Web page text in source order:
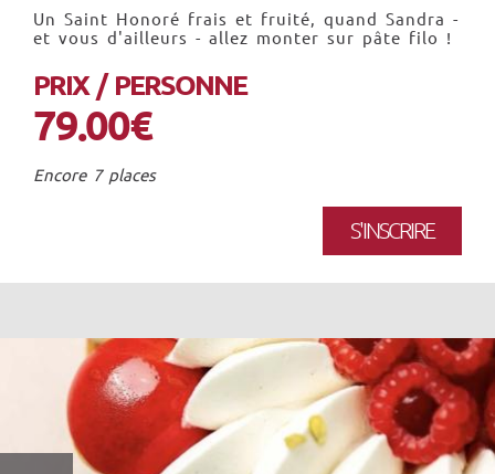
Un Saint Honoré frais et fruité, quand Sandra -
et vous d'ailleurs - allez monter sur pâte filo !
PRIX / PERSONNE
79.00€
Encore 7 places
S'INSCRIRE